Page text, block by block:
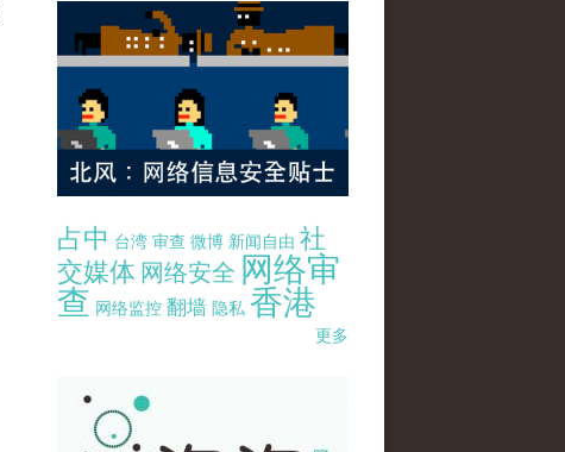
占中 台湾 审查 微博 新闻自由 社
交媒体 网络安全 网络审
查 网络监控 翻墙 隐私 香港
更多
pao-pao-banner-mirror-site-120814.jpg